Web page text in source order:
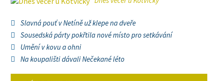
Slavná pouť v Netíně už klepe na dveře
Sousedská párty pokřtila nové místo pro setkávání
Umění v kovu a ohni
Na koupališti dávali Nečekané léto